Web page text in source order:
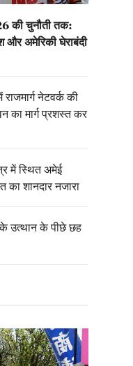
की चुनौती तक:
और अमेरिकी घेराबंदी
नेटवर्क की
का मार्ग प्रशस्त कर
में स्थित अमेई
शानदार नजारा
उत्थान के पीछे छह